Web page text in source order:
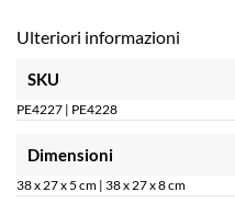
Ulteriori informazioni
SKU
PE4227 | PE4228
Dimensioni
38 x 27 x 5 cm | 38 x 27 x 8 cm